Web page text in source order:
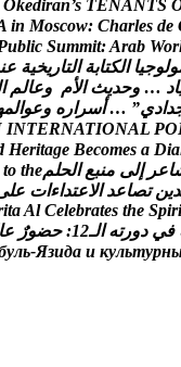
Okediran’s TENANTS
in Moscow: Charles de
ublic Summit:Arab Wor
ولوجيا الكتابة التاريخية عن
اد … وحديث الم وعالم ا
دادي”
… أسراره وعوالم
INTERNATIONAL PO
Heritage Becomes a Dia
اعر إلى منبع الحلم to the
دين تصاعد العتداءات عل
itaAl Celebrates the Spiri
في دورته الـ 12
: حضور ع
уль-Язида и культурн